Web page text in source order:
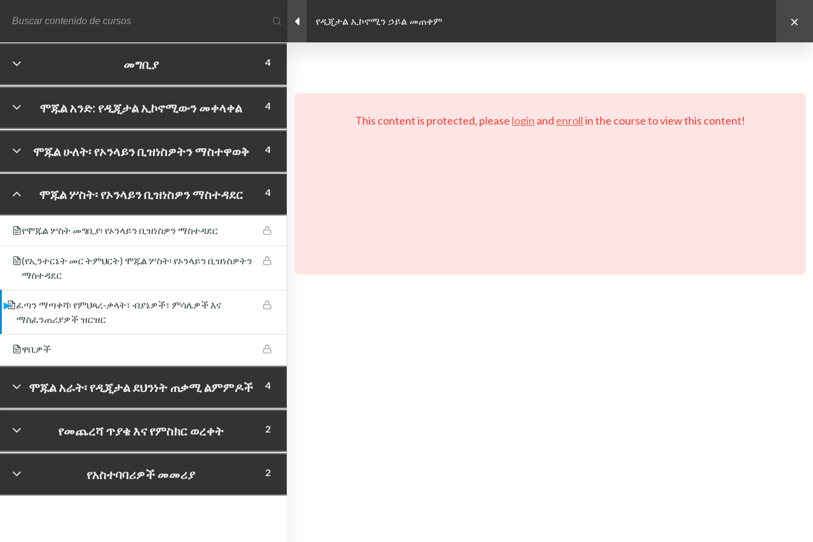
የዲጂታል ኢኮኖሚን ኃይል መጠቀም
መግቢያ 4
ሞጁል አንድ: የዲጂታል ኢኮኖሚውን መቀላቀል 4
ሞጁል ሁለት፡ የኦንላይን ቢዝነስዎትን ማስተዋወቅ 4
ሞጁል ሦስት፡ የኦንላይን ቢዝነስዎን ማስተዳደር 4
የሞጁል ሦስት መግቢያ፡ የኦንላይን ቢዝነስዎን ማስተዳደር
(የኢንተርኔት መር ትምህርት) ሞጁል ሦስት፡ የኦንላይን ቢዝነስዎትን
ማስተዳደር
ፈጣን ማጣቀሻ፡ የምህጻረ-ቃላት፣ ብያኔዎች፣ ምሳሌዎች እና
ማስፈንጠሪያዎች ዝርዝር
ዋቢዎች
ሞጁል አራት፡ የዲጂታል ደህንነት ጠቃሚ ልምምዶች 4
የመጨረሻ ጥያቄ እና የምስክር ወረቀት 2
የአስተባባሪዎች መመሪያ 2
This content is protected, please login and enrollin the course to view this content!
© Copyright 2026 LAYERTech Software Labs Inc. All rights reserved.